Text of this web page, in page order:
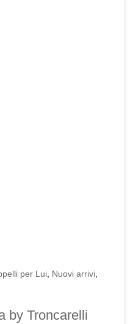
per Lui, Nuovi arrivi,
by Troncarelli